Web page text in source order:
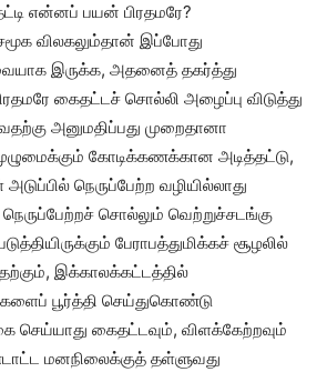
என்னப் பயன் பிரதமரே?
விலகலும்தான் இப்போது
இருக்க, அதனைத் தகர்த்து
கைதட்டச் சொல்லி அழைப்பு விடுத்து
அனுமதிப்பது முறைதானா
கோடிக்கணக்கான அடித்தட்டு,
நெருப்பேற்ற வழியில்லாது
சொல்லும் வெற்றுச்சடங்கு
பேராபத்துமிக்கச் சூழலில்
இக்காலக்கட்டத்தில்
பூர்த்தி செய்துகொண்டு
செய்யாது கைதட்டவும், விளக்கேற்றவும்
மனநிலைக்குத் தள்ளுவது